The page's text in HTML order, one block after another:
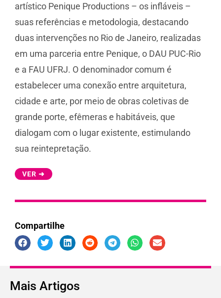
artístico Penique Productions – os infláveis –
suas referências e metodologia, destacando
duas intervenções no Rio de Janeiro, realizadas
em uma parceria entre Penique, o DAU PUC-Rio
e a FAU UFRJ. O denominador comum é
estabelecer uma conexão entre arquitetura,
cidade e arte, por meio de obras coletivas de
grande porte, efêmeras e habitáveis, que
dialogam com o lugar existente, estimulando
sua reintepretação.
VER ➜
Compartilhe
Mais Artigos